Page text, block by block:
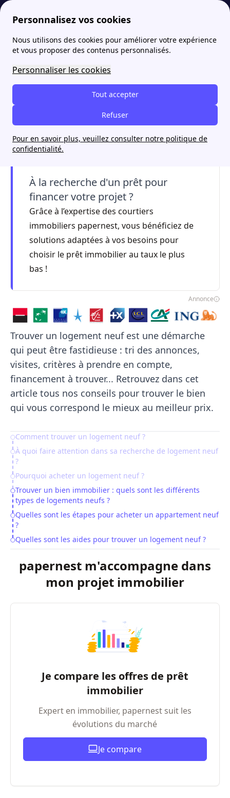
Personnalisez vos cookies
Nous utilisons des cookies pour améliorer votre expérience
et vous proposer des contenus personnalisés.
Personnaliser les cookies
Tout accepter
Refuser
Pour en savoir plus, veuillez consulter notre politique de
confidentialité.
papernest Achat immobilier Trouver un logement neuf : nos infos et conseils pour 2022
Trouver un logement neuf
: nos infos et conseils pour
2022
À la recherche d'un prêt pour
financer votre projet ?
Grâce à l’expertise des courtiers
immobiliers papernest, vous bénéficiez de
solutions adaptées à vos besoins pour
choisir le prêt immobilier au taux le plus
bas !
Annonce
Trouver un logement neuf est une démarche
qui peut être fastidieuse : tri des annonces,
visites, critères à prendre en compte,
financement à trouver... Retrouvez dans cet
article tous nos conseils pour trouver le bien
qui vous correspond le mieux au meilleur prix.
Table of Contents
Comment trouver un logement neuf ?
À quoi faire attention dans sa recherche de logement neuf
?
Pourquoi acheter un logement neuf ?
Trouver un bien immobilier : quels sont les différents
types de logements neufs ?
Quelles sont les étapes pour acheter un appartement neuf
?
Quelles sont les aides pour trouver un logement neuf ?
papernest m'accompagne dans
mon projet immobilier
Je compare les offres de prêt
immobilier
Expert en immobilier, papernest suit les
évolutions du marché
Je compare